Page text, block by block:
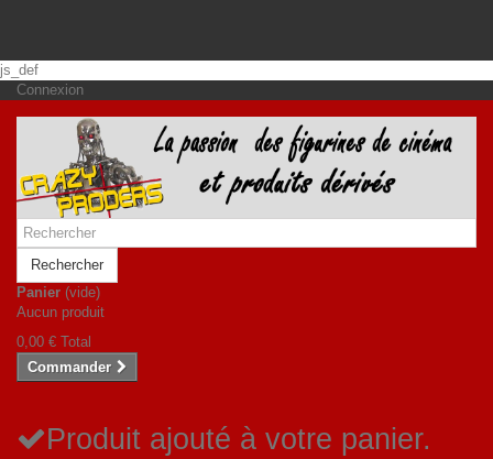
js_def
Connexion
Rechercher
Panier (vide)
Aucun produit
0,00 € Total
Commander
Produit ajouté à votre panier.